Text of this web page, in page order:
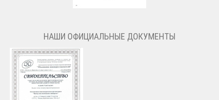
НАШИ ОФИЦИАЛЬНЫЕ ДОКУМЕНТЫ